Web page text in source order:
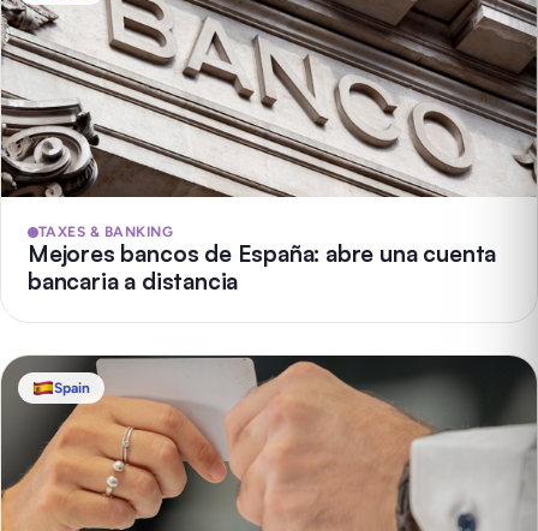
TAXES & BANKING
Mejores bancos de España: abre una cuenta
bancaria a distancia
Spain